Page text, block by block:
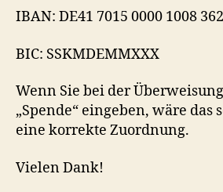
IBAN: DE41 7015 0000 1008
BIC: SSKMDEMMXXX
Wenn Sie bei der
„Spende“ eingeben, wäre
eine korrekte Zuordnung.
Vielen Dank!